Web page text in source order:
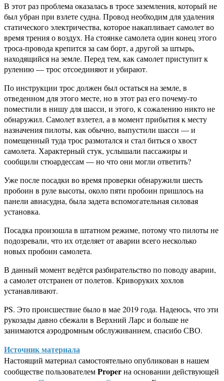
В этот раз проблема оказалась в тросе заземления, который не
был убран при взлете судна. Провод необходим для удаления
статического электричества, которое накапливает самолет во
время трения о воздух. На стоянке самолета один конец этого
троса-провода крепится за сам борт, а другой за штырь,
находящийся на земле. Перед тем, как самолет приступит к
рулению — трос отсоединяют и убирают.
По инструкции трос должен был остаться на земле, в
отведенном для этого месте, но в этот раз его почему-то
поместили в нишу для шасси, и этого, к сожалению никто не
обнаружил. Самолет взлетел, а в момент прибытия к месту
назначения пилоты, как обычно, выпустили шасси — и
помещенный туда трос размотался и стал биться о хвост
самолета. Характерный стук, услышали пассажиры и
сообщили стюардессам — но что они могли ответить?
Уже после посадки во время проверки обнаружили шесть
пробоин в руле высоты, около пяти пробоин пришлось на
панели авиасудна, была задета вспомогательная силовая
установка.
Посадка произошла в штатном режиме, потому что пилоты не
подозревали, что их отделяет от аварии всего несколько
новых пробоин самолета.
В данный момент ведётся разбирательство по поводу аварии,
а самолет отстранен от полетов. Криворуких хохлов
устанавливают.
PS. Это происшествие было в мае 2019 года. Надеюсь, что эти
рукозады давно сбежали в Верхний Ларс и больше не
занимаются аэродромным обслуживанием, спасибо СВО.
Источник материала
Настоящий материал самостоятельно опубликован в нашем
сообществе пользователемProperна основании действующей